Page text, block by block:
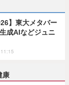
】東大メタバー
成AIなどジュニ
康